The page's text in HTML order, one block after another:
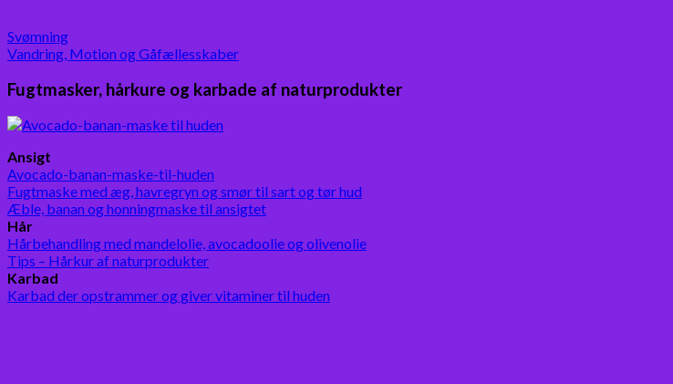
Svømning
Vandring, Motion og Gåfællesskaber
Fugtmasker, hårkure og karbade af naturprodukter
Ansigt
Avocado-banan-maske-til-huden
Fugtmaske med æg, havregryn og smør til sart og tør hud
Æble, banan og honningmaske til ansigtet
Hår
Hårbehandling med mandelolie, avocadoolie og olivenolie
Tips – Hårkur af naturprodukter
Karbad
Karbad der opstrammer og giver vitaminer til huden